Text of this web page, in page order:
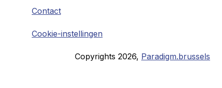
Contact
Cookie-instellingen
Copyrights 2026, Paradigm.brussels